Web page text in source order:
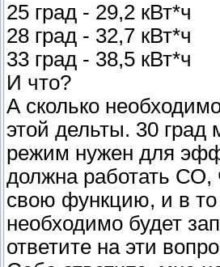
25 град - 29,2 кВт*ч
28 град - 32,7 кВт*ч
33 град - 38,5 кВт*ч
И что?
А сколько
этой дельты. 30
режим нужен для
должна работать СО,
свою функцию, и в то
необходимо будет
ответите на эти